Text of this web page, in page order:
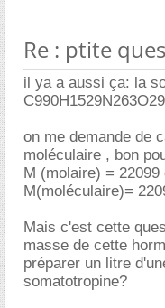
Re : ptite
il ya a aussi ça: la
on me demande de
moléculaire , bon
M (molaire) = 22099
M(moléculaire)=
Mais c'est cette
masse de cette
préparer un litre
somatotropine?